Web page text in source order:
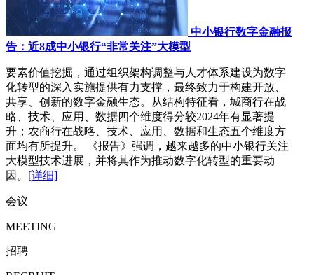
中小银行数字金融报
告：近8成中小银行“非常关注”大模型
要素价值挖掘，通过组织架构调整与人才体系建设为数字
化转型的深入实施提供有力支撑，最终致力于构建开放、
共享、创新的数字金融生态。从结构特征看，城商行在战
略、技术、应用、数据四个维度得分较2024年有显著提
升；农商行在战略、技术、应用、数据和生态五个维度方
面均有所提升。 《报告》强调，越来越多的中小银行关注
大模型技术进展，并将其作为推动数字化转型的重要动
因。 [详细]
会议
MEETING
招聘